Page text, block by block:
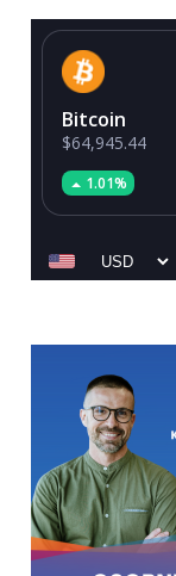
Bitcoin
$64,945.44
1.01%